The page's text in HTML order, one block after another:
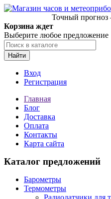
Точный
Корзина ждет
Выберите любое предложение
Найти
Вход
Регистрация
Главная
Блог
Доставка
Оплата
Контакты
Карта сайта
Каталог предложений
Барометры
Термометры
Радиодатчики для